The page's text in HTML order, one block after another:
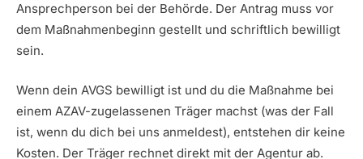
Ansprechperson bei der Behörde. Der Antrag muss vor
dem Maßnahmenbeginn gestellt und schriftlich bewilligt
sein.
Wenn dein AVGS bewilligt ist und du die Maßnahme bei
einem AZAV-zugelassenen Träger machst (was der Fall
ist, wenn du dich bei uns anmeldest), entstehen dir keine
Kosten. Der Träger rechnet direkt mit der Agentur ab.